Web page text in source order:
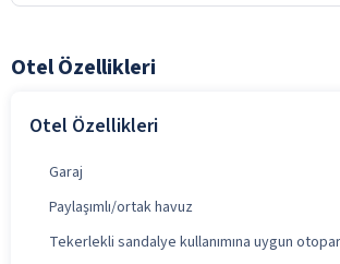
Otel Özellikleri
Otel Özellikleri
Garaj
Paylaşımlı/ortak havuz
Tekerlekli sandalye kullanımına uygun